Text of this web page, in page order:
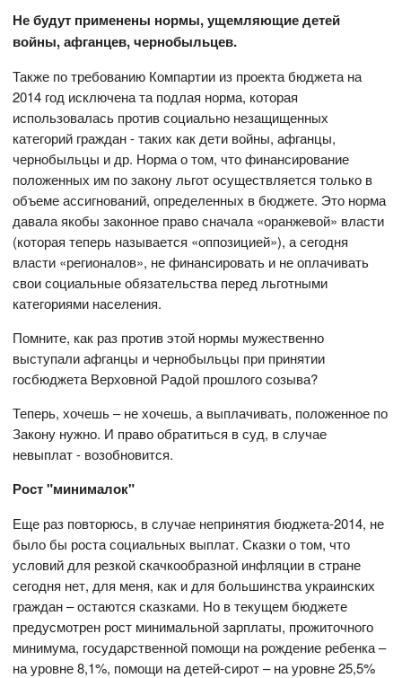
Не будут применены нормы, ущемляющие детей
войны, афганцев, чернобыльцев.
Также по требованию Компартии из проекта бюджета на
2014 год исключена та подлая норма, которая
использовалась против социально незащищенных
категорий граждан - таких как дети войны, афганцы,
чернобыльцы и др. Норма о том, что финансирование
положенных им по закону льгот осуществляется только в
объеме ассигнований, определенных в бюджете. Это норма
давала якобы законное право сначала «оранжевой» власти
(которая теперь называется «оппозицией»), а сегодня
власти «регионалов», не финансировать и не оплачивать
свои социальные обязательства перед льготными
категориями населения.
Помните, как раз против этой нормы мужественно
выступали афганцы и чернобыльцы при принятии
госбюджета Верховной Радой прошлого созыва?
Теперь, хочешь – не хочешь, а выплачивать, положенное по
Закону нужно. И право обратиться в суд, в случае
невыплат - возобновится.
Рост "минималок"
Еще раз повторюсь, в случае непринятия бюджета-2014, не
было бы роста социальных выплат. Сказки о том, что
условий для резкой скачкообразной инфляции в стране
сегодня нет, для меня, как и для большинства украинских
граждан – остаются сказками. Но в текущем бюджете
предусмотрен рост минимальной зарплаты, прожиточного
минимума, государственной помощи на рождение ребенка –
на уровне 8,1%, помощи на детей-сирот – на уровне 25,5%